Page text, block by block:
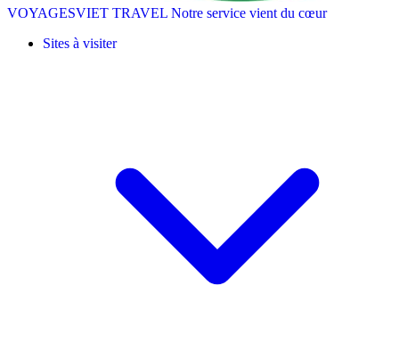
VOYAGESVIET TRAVEL Notre service vient du cœur
Sites à visiter